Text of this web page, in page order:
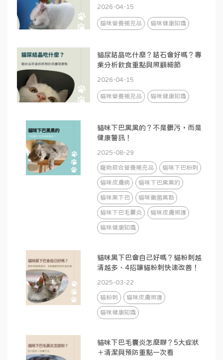
2026-04-15
貓咪營養補充品 貓咪健康知識
貓尿結晶吃什麼？結石會好嗎？專
業分析飲食重點與照顧細節
2026-04-15
貓咪營養補充品 貓咪健康知識
貓咪下巴黑黑的？不是髒污，而是
健康警訊！
2025-08-29
寵物綜合營養補充品 貓咪下巴粉刺
貓咪皮膚病 貓咪下巴黑黑的
貓咪黑下巴 貓咪黴菌黑點
貓咪下巴毛囊炎 貓咪皮膚照護
貓咪健康知識
貓咪黑下巴會自己好嗎？貓粉刺越
清越多、4招讓貓粉刺快速改善！
2025-03-22
貓粉刺 貓咪皮膚照護
貓咪健康知識
貓咪下巴毛囊炎怎麼辦？5大症狀
＋清潔與預防重點一次看